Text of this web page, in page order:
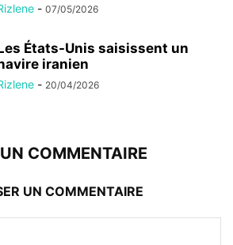
- 07/05/2026
États-Unis saisissent un
iranien
- 20/04/2026
COMMENTAIRE
UN COMMENTAIRE